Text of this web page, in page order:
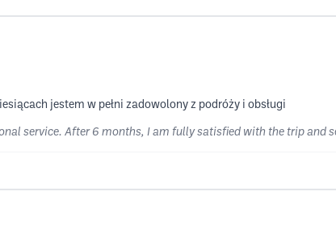
jestem w pełni zadowolony z podróży i obsługi
service. After 6 months, I am fully satisfied with the trip and